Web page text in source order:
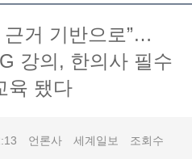
근거 기반으로”…
강의, 한의사 필수
육 됐다
언론사 세계일보
조회수